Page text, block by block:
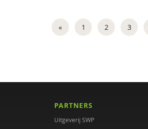
« 1 2 3
PARTNERS
Uitgeverij SWP